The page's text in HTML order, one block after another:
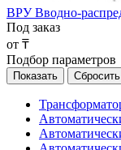
ВРУ Вводно-
Под заказ
от ₸
Подбор параметров